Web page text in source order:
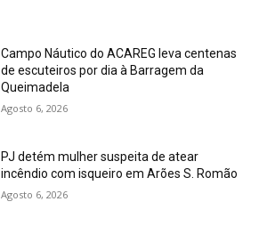
Campo Náutico do ACAREG leva centenas
de escuteiros por dia à Barragem da
Queimadela
Agosto 6, 2026
PJ detém mulher suspeita de atear
incêndio com isqueiro em Arões S. Romão
Agosto 6, 2026